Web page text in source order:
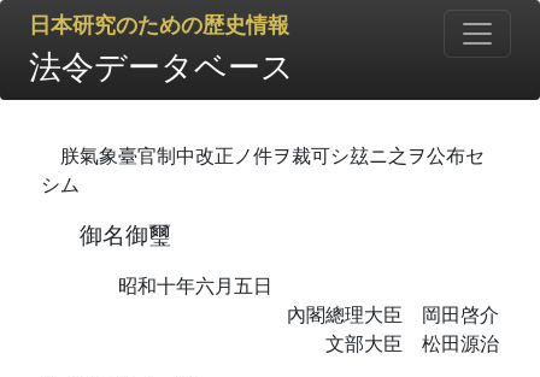
日本研究のための歴史情報
法令データベース
朕氣象臺官制中改正ノ件ヲ裁可シ玆ニ之ヲ公布セ
シム
御名御璽
昭和十年六月五日
內閣總理大臣 岡田啓介
文部大臣 松田源治